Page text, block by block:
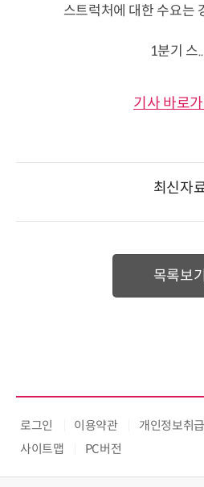
스트럭처에 대한 수요는
1분기 스
기사 바로
최신자
목록보기
로그인 이용약관 개인정보취
사이트맵
PC버전